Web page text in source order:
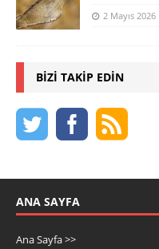
2 Mayıs 2026
BIZI TAKIP EDIN
ANA SAYFA
Ana Sayfa >>